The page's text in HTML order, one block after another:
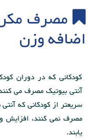
مصرف
اضافه وزن
کودکانی که در دوران
آنتی بیوتیک مصرف می
سریعتر از کودکانی که
مصرف نمی کنند، افزایش
یابند.